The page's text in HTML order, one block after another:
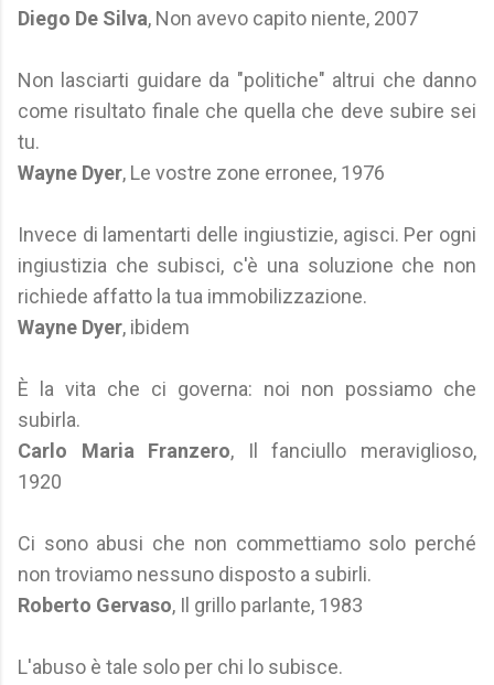
Diego De Silva, Non avevo capito niente, 2007
Non lasciarti guidare da "politiche" altrui che danno
come risultato finale che quella che deve subire sei
tu.
Wayne Dyer, Le vostre zone erronee, 1976
Invece di lamentarti delle ingiustizie, agisci. Per ogni
ingiustizia che subisci, c'è una soluzione che non
richiede affatto la tua immobilizzazione.
Wayne Dyer, ibidem
È la vita che ci governa: noi non possiamo che
subirla.
Carlo Maria Franzero, Il fanciullo meraviglioso,
1920
Ci sono abusi che non commettiamo solo perché
non troviamo nessuno disposto a subirli.
Roberto Gervaso, Il grillo parlante, 1983
L'abuso è tale solo per chi lo subisce.